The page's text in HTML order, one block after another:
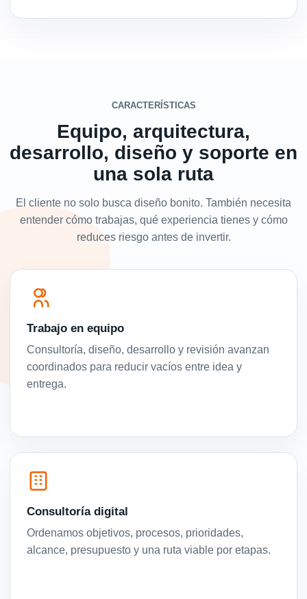
CARACTERÍSTICAS
Equipo, arquitectura,
desarrollo, diseño y soporte en
una sola ruta
El cliente no solo busca diseño bonito. También necesita
entender cómo trabajas, qué experiencia tienes y cómo
reduces riesgo antes de invertir.
Trabajo en equipo
Consultoría, diseño, desarrollo y revisión avanzan
coordinados para reducir vacíos entre idea y
entrega.
Consultoría digital
Ordenamos objetivos, procesos, prioridades,
alcance, presupuesto y una ruta viable por etapas.